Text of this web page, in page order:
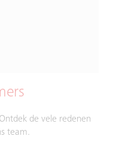
de vele redenen
team.